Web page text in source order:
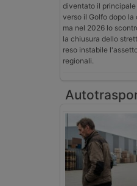
diventato il
verso il Golfo dopo la
ma nel 2026 lo
la chiusura dello
reso instabile
regionali.